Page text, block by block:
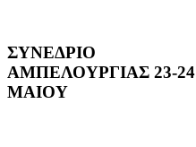
ΣΥΝΕΔΡΙΟ
ΑΜΠΕΛΟΥΡΓΙΑΣ 23-24
ΜΑΙΟΥ